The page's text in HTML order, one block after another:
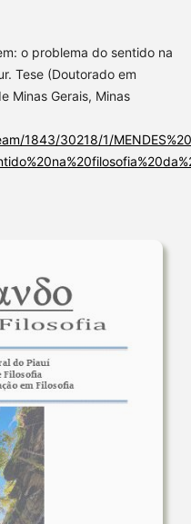
o problema do sentido na
Tese (Doutorado em
Minas Gerais, Minas
1843/30218/1/